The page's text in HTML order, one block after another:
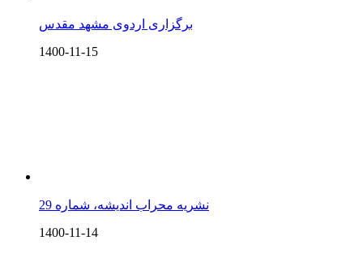
برگزاری اردوی مشهد مقدس
1400-11-15
نشریه محراب اندیشه، شماره 29
1400-11-14